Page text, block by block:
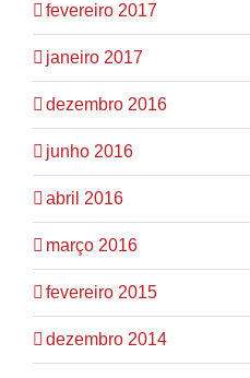
fevereiro 2017
janeiro 2017
dezembro 2016
junho 2016
abril 2016
março 2016
fevereiro 2015
dezembro 2014